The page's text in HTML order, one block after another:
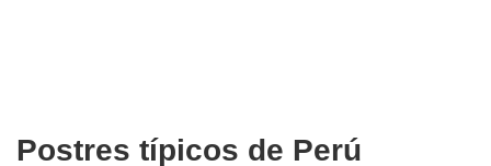
Postres típicos de Perú